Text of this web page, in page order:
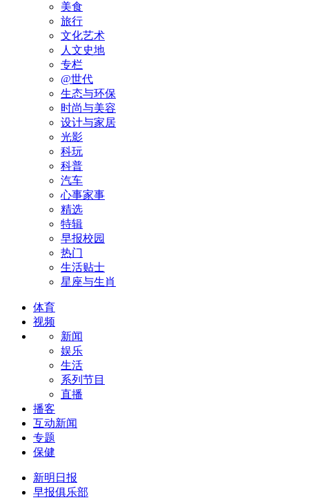
美食
旅行
文化艺术
人文史地
专栏
@世代
生态与环保
时尚与美容
设计与家居
光影
科玩
科普
汽车
心事家事
精选
特辑
早报校园
热门
生活贴士
星座与生肖
体育
视频
新闻
娱乐
生活
系列节目
直播
播客
互动新闻
专题
保健
新明日报
早报俱乐部